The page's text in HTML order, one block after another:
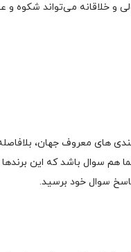
خلاقانه می‌تواند شکوه و
‌های معروف جهان،
سوال باشد که این برندها